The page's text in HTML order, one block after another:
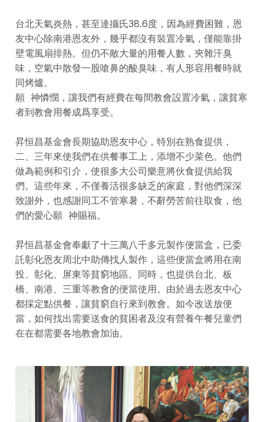
台北天氣炎熱，甚至達攝氏38.6度，因為經費困難，恩
友中心除南港恩友外，幾乎都沒有裝置冷氣，僅能靠掛
壁電風扇排熱。但仍不敵大量的用餐人數，夾雜汗臭
味，空氣中散發一股嗆鼻的酸臭味，有人形容用餐時就
同烤爐。
願 神憐憫，讓我們有經費在每間教會設置冷氣，讓貧寒
者到教會用餐成爲享受。
昇恒昌基金會長期協助恩友中心，特別在熟食提供，
二、三年來使我們在供餐事工上，添增不少菜色。他們
做為範例和引介，使很多大公司樂意將伙食提供給我
們。這些年來，不僅養活很多缺乏的家庭，對他們深深
致謝外，也感謝同工不管寒暑，不辭勞苦前往取食，他
們的愛心願 神賜福。
昇恒昌基金會奉獻了十三萬八千多元製作便當盒，已委
託彰化恩友周北中助傳找人製作，這些便當盒將用在南
投、彰化、屏東等貧窮地區。同時，也提供台北、板
橋、南港、三重等教會的便當使用。由於過去恩友中心
都採定點供餐，讓貧窮自行來到教會。如今改送放便
當，如何找出需要送食的貧困者及沒有營養午餐兒童們
在在都需要各地教會加油。